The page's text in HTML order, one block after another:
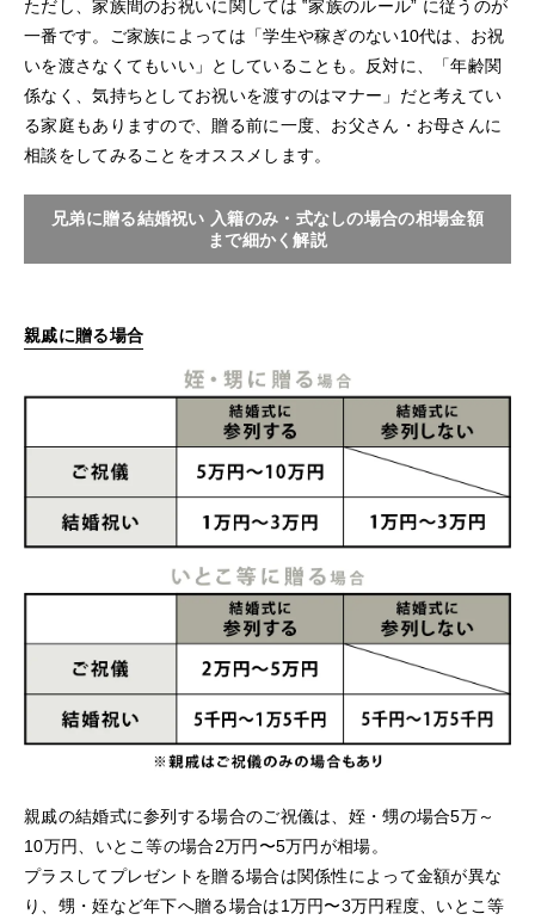
ただし、家族間のお祝いに関しては ‟家族のルール” に従うのが
一番です。ご家族によっては「学生や稼ぎのない10代は、お祝
いを渡さなくてもいい」としていることも。反対に、「年齢関
係なく、気持ちとしてお祝いを渡すのはマナー」だと考えてい
る家庭もありますので、贈る前に一度、お父さん・お母さんに
相談をしてみることをオススメします。
兄弟に贈る結婚祝い 入籍のみ・式なしの場合の相場金額
まで細かく解説
親戚に贈る場合
親戚の結婚式に参列する場合のご祝儀は、姪・甥の場合5万～
10万円、いとこ等の場合2万円〜5万円が相場。
プラスしてプレゼントを贈る場合は関係性によって金額が異な
り、甥・姪など年下へ贈る場合は1万円〜3万円程度、いとこ等